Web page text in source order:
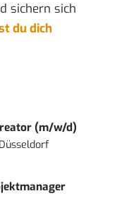
sichern sich
du dich
(m/w/d)
Düsseldorf